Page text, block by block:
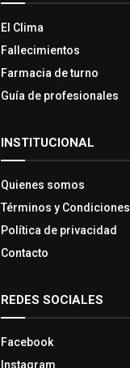
El Clima
Fallecimientos
Farmacia de turno
Guía de profesionales
INSTITUCIONAL
Quienes somos
Términos y Condiciones
Política de privacidad
Contacto
REDES SOCIALES
Facebook
Instagram